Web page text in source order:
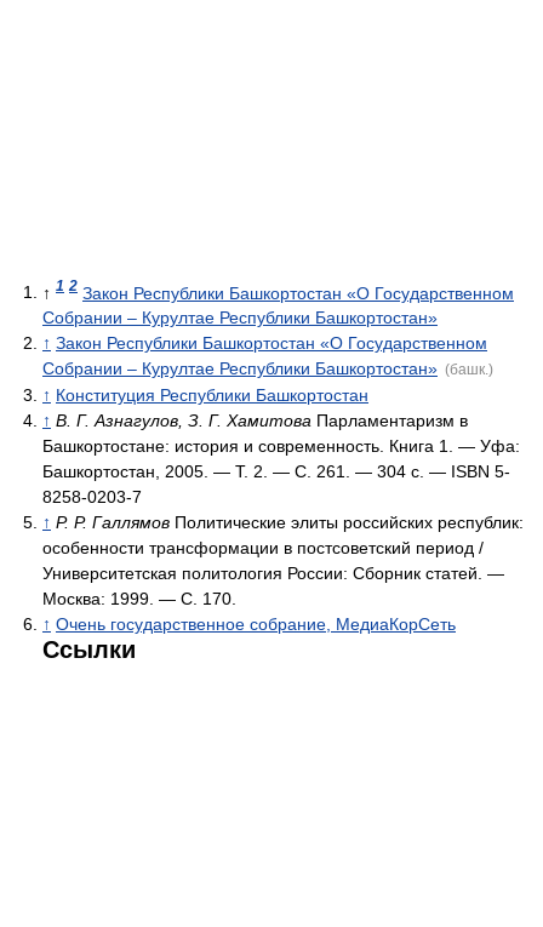
↑ 1 2 Закон Республики Башкортостан «О Государственном
Собрании – Курултае Республики Башкортостан»
↑ Закон Республики Башкортостан «О Государственном
Собрании – Курултае Республики Башкортостан» (башк.)
↑ Конституция Республики Башкортостан
↑ В. Г. Азнагулов, З. Г. Хамитова Парламентаризм в
Башкортостане: история и современность. Книга 1. — Уфа:
Башкортостан, 2005. — Т. 2. — С. 261. — 304 с. — ISBN 5-
8258-0203-7
↑ Р. Р. Галлямов Политические элиты российских республик:
особенности трансформации в постсоветский период /
Университетская политология России: Сборник статей. —
Москва: 1999. — С. 170.
↑ Очень государственное собрание, МедиаКорСеть
Ссылки